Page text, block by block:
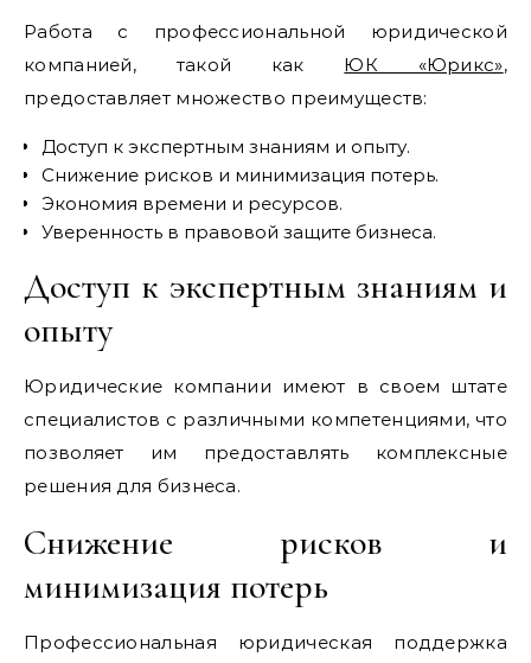
Работа с профессиональной юридической
компанией, такой как ЮК «Юрикс»,
предоставляет множество преимуществ:
Доступ к экспертным знаниям и опыту.
Снижение рисков и минимизация потерь.
Экономия времени и ресурсов.
Уверенность в правовой защите бизнеса.
Доступ к экспертным знаниям и
опыту
Юридические компании имеют в своем штате
специалистов с различными компетенциями, что
позволяет им предоставлять комплексные
решения для бизнеса.
Снижение рисков и
минимизация потерь
Профессиональная юридическая поддержка